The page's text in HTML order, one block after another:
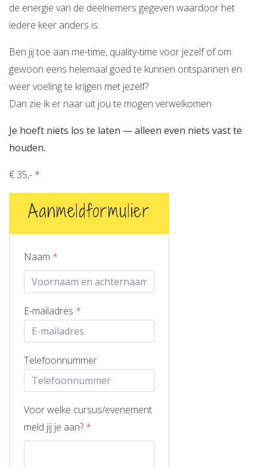
de energie van de deelnemers gegeven waardoor het
iedere keer anders is.
Ben jij toe aan me-time, quality-time voor jezelf of om
gewoon eens helemaal goed te kunnen ontspannen en
weer voeling te krijgen met jezelf?
Dan zie ik er naar uit jou te mogen verwelkomen
Je hoeft niets los te laten — alleen even niets vast te
houden.
€ 35,- *
Aanmeldformulier
Naam *
E-mailadres *
Telefoonnummer
Voor welke cursus/evenement
meld jij je aan? *